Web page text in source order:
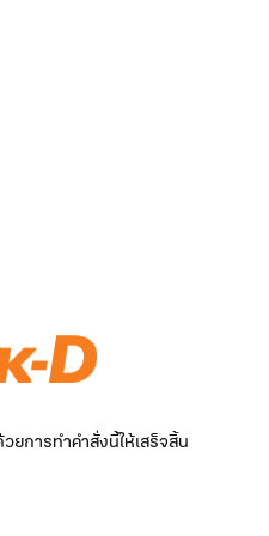
การทำคำสั่งนี้ให้เสร็จสิ้น